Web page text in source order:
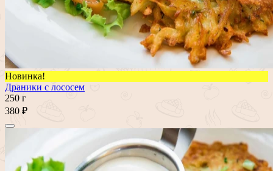
Новинка!
Драники с лососем
250 г
380 ₽